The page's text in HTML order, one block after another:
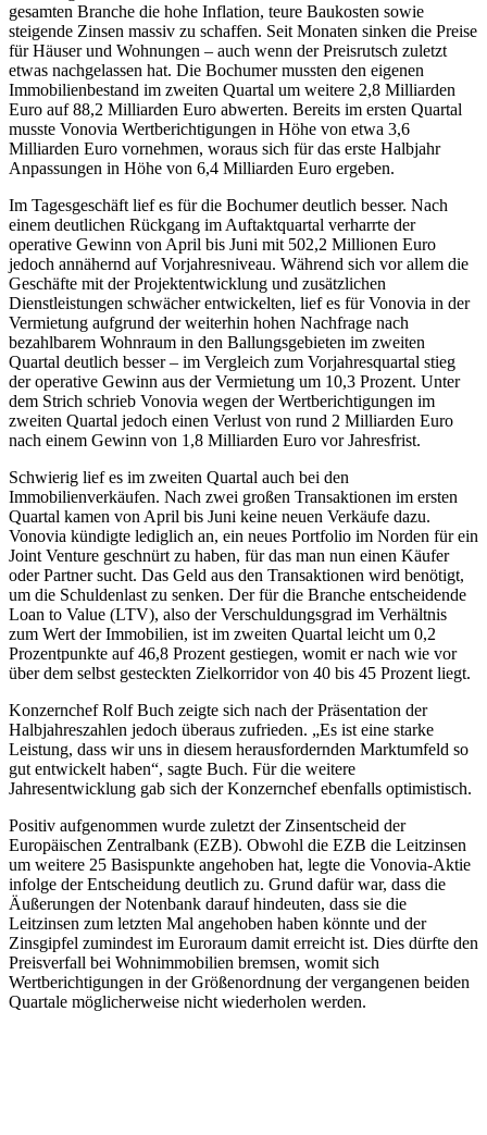
gesamten Branche die hohe Inflation, teure Baukosten sowie
steigende Zinsen massiv zu schaffen. Seit Monaten sinken die Preise
für Häuser und Wohnungen – auch wenn der Preisrutsch zuletzt
etwas nachgelassen hat. Die Bochumer mussten den eigenen
Immobilienbestand im zweiten Quartal um weitere 2,8 Milliarden
Euro auf 88,2 Milliarden Euro abwerten. Bereits im ersten Quartal
musste Vonovia Wertberichtigungen in Höhe von etwa 3,6
Milliarden Euro vornehmen, woraus sich für das erste Halbjahr
Anpassungen in Höhe von 6,4 Milliarden Euro ergeben.
Im Tagesgeschäft lief es für die Bochumer deutlich besser. Nach
einem deutlichen Rückgang im Auftaktquartal verharrte der
operative Gewinn von April bis Juni mit 502,2 Millionen Euro
jedoch annähernd auf Vorjahresniveau. Während sich vor allem die
Geschäfte mit der Projektentwicklung und zusätzlichen
Dienstleistungen schwächer entwickelten, lief es für Vonovia in der
Vermietung aufgrund der weiterhin hohen Nachfrage nach
bezahlbarem Wohnraum in den Ballungsgebieten im zweiten
Quartal deutlich besser – im Vergleich zum Vorjahresquartal stieg
der operative Gewinn aus der Vermietung um 10,3 Prozent. Unter
dem Strich schrieb Vonovia wegen der Wertberichtigungen im
zweiten Quartal jedoch einen Verlust von rund 2 Milliarden Euro
nach einem Gewinn von 1,8 Milliarden Euro vor Jahresfrist.
Schwierig lief es im zweiten Quartal auch bei den
Immobilienverkäufen. Nach zwei großen Transaktionen im ersten
Quartal kamen von April bis Juni keine neuen Verkäufe dazu.
Vonovia kündigte lediglich an, ein neues Portfolio im Norden für ein
Joint Venture geschnürt zu haben, für das man nun einen Käufer
oder Partner sucht. Das Geld aus den Transaktionen wird benötigt,
um die Schuldenlast zu senken. Der für die Branche entscheidende
Loan to Value (LTV), also der Verschuldungsgrad im Verhältnis
zum Wert der Immobilien, ist im zweiten Quartal leicht um 0,2
Prozentpunkte auf 46,8 Prozent gestiegen, womit er nach wie vor
über dem selbst gesteckten Zielkorridor von 40 bis 45 Prozent liegt.
Konzernchef Rolf Buch zeigte sich nach der Präsentation der
Halbjahreszahlen jedoch überaus zufrieden. „Es ist eine starke
Leistung, dass wir uns in diesem herausfordernden Marktumfeld so
gut entwickelt haben“, sagte Buch. Für die weitere
Jahresentwicklung gab sich der Konzernchef ebenfalls optimistisch.
Positiv aufgenommen wurde zuletzt der Zinsentscheid der
Europäischen Zentralbank (EZB). Obwohl die EZB die Leitzinsen
um weitere 25 Basispunkte angehoben hat, legte die Vonovia-Aktie
infolge der Entscheidung deutlich zu. Grund dafür war, dass die
Äußerungen der Notenbank darauf hindeuten, dass sie die
Leitzinsen zum letzten Mal angehoben haben könnte und der
Zinsgipfel zumindest im Euroraum damit erreicht ist. Dies dürfte den
Preisverfall bei Wohnimmobilien bremsen, womit sich
Wertberichtigungen in der Größenordnung der vergangenen beiden
Quartale möglicherweise nicht wiederholen werden.